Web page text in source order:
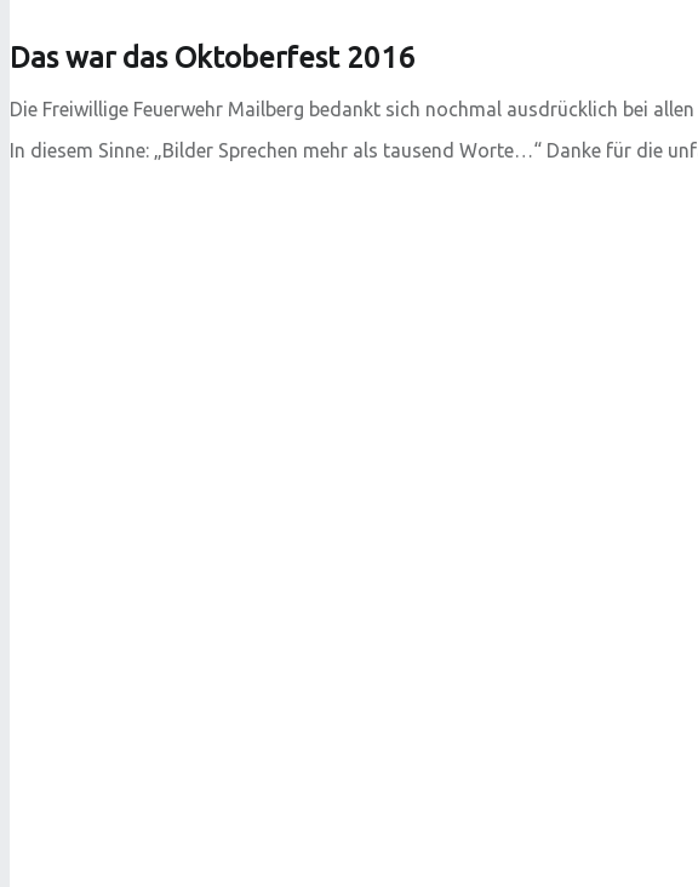
Das war das Oktoberfest 2016
Die Freiwillige Feuerwehr Mailberg bedankt sich nochmal ausdrücklich bei
In diesem Sinne: „Bilder Sprechen mehr als tausend Worte…“ Danke für die